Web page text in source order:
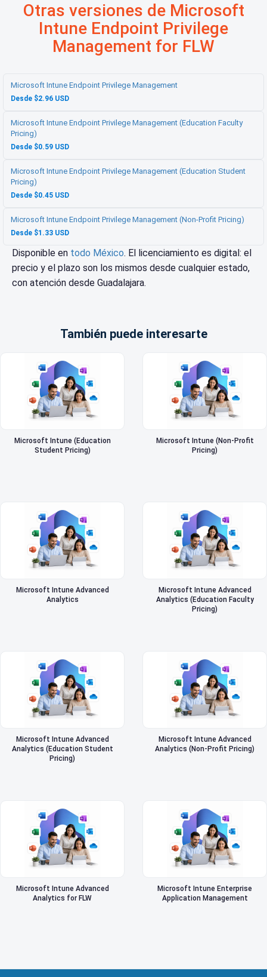
Otras versiones de Microsoft
Intune Endpoint Privilege
Management for FLW
Microsoft Intune Endpoint Privilege Management
Desde $2.96 USD
Microsoft Intune Endpoint Privilege Management (Education Faculty
Pricing)
Desde $0.59 USD
Microsoft Intune Endpoint Privilege Management (Education Student
Pricing)
Desde $0.45 USD
Microsoft Intune Endpoint Privilege Management (Non-Profit Pricing)
Desde $1.33 USD
Disponible en todo México. El licenciamiento es digital: el
precio y el plazo son los mismos desde cualquier estado,
con atención desde Guadalajara.
También puede interesarte
Microsoft Intune (Education
Student Pricing)
Microsoft Intune (Non-Profit
Pricing)
Microsoft Intune Advanced
Analytics
Microsoft Intune Advanced
Analytics (Education Faculty
Pricing)
Microsoft Intune Advanced
Analytics (Education Student
Pricing)
Microsoft Intune Advanced
Analytics (Non-Profit Pricing)
Microsoft Intune Advanced
Analytics for FLW
Microsoft Intune Enterprise
Application Management